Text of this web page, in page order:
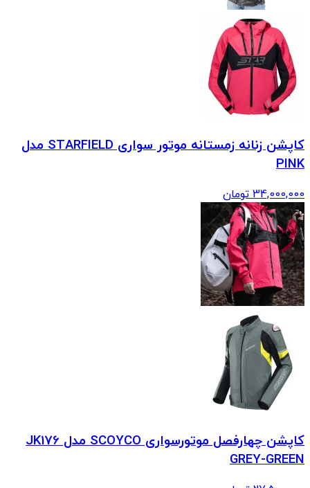
کاپشن زنانه زمستانه موتور سواری STARFIELD مدل
PINK
34,000,000 تومان
کاپشن چهارفصل موتورسواری SCOYCO مدل JK176
GREY-GREEN